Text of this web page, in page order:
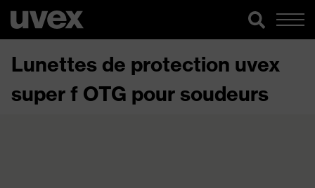
Lunettes de protection uvex
super f OTG pour soudeurs